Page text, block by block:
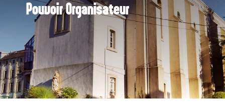
Pouvoir Organisateur